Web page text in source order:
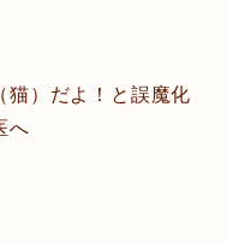
猫）だよ！と誤魔化
へ